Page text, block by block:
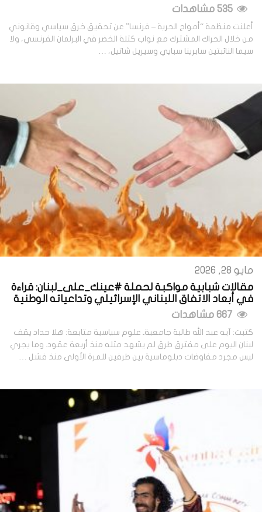
أعلنت منظمة “أمواج الحرية – فرنسا” عن تحقيق خرق سياسي وقانوني
من خلال الحراك المشترك مع نواب كتلة الخضر في البرلمان الفرنسي، ولا
سيما النائبتين سابرينا سبايي وسيريل شاتيل، …
مايو 28, 2026
مقالات شبابية مواكبة لحملة #عينك_على_لبنان: قراءة
في أبعاد الاتفاق اللبناني الإسرائيلي وتداعياته الوطنية
كتبت: آيه عبد الله طالبة جامعيةـ علوم سياسية متابعة: هلا حداد يقف
لبنان اليوم على مفترق طرق لم يشهد مثله منذ أربعة عقود. وما يجري
ليس مجرد مفاوضات دبلوماسية بين طرفين للمرة الأولى منذ فشل …